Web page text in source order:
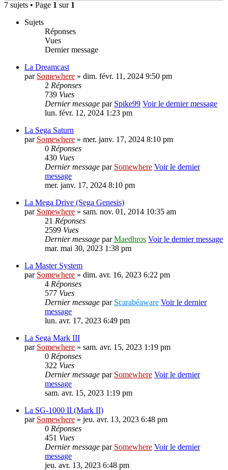
7 sujets • Page 1 sur 1
Sujets
Réponses
Vues
Dernier message
La Dreamcast
par Somewhere » dim. févr. 11, 2024 9:50 pm
2 Réponses
739 Vues
Dernier message par Spike99 Voir le dernier message
lun. févr. 12, 2024 1:23 pm
La Sega Saturn
par Somewhere » mer. janv. 17, 2024 8:10 pm
0 Réponses
430 Vues
Dernier message par Somewhere Voir le dernier
message
mer. janv. 17, 2024 8:10 pm
La Mega Drive (Sega Genesis)
par Somewhere » sam. nov. 01, 2014 10:35 am
21 Réponses
2599 Vues
Dernier message parMaedhros Voir le dernier message
mar. mai 30, 2023 1:38 pm
La Master System
par Somewhere » dim. avr. 16, 2023 6:22 pm
4 Réponses
577 Vues
Dernier message par Scarabéaware Voir le dernier
message
lun. avr. 17, 2023 6:49 pm
La Sega Mark III
par Somewhere » sam. avr. 15, 2023 1:19 pm
0 Réponses
322 Vues
Dernier message par Somewhere Voir le dernier
message
sam. avr. 15, 2023 1:19 pm
La SG-1000 II (Mark II)
par Somewhere » jeu. avr. 13, 2023 6:48 pm
0 Réponses
451 Vues
Dernier message par Somewhere Voir le dernier
message
jeu. avr. 13, 2023 6:48 pm